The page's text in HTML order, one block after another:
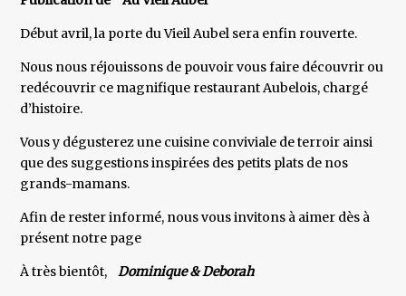
Début avril, la porte du Vieil Aubel sera enfin rouverte.
Nous nous réjouissons de pouvoir vous faire découvrir ou
redécouvrir ce magnifique restaurant Aubelois, chargé
d’histoire.
Vous y dégusterez une cuisine conviviale de terroir ainsi
que des suggestions inspirées des petits plats de nos
grands-mamans.
Afin de rester informé, nous vous invitons à aimer dès à
présent notre page
À très bientôt,Dominique & Deborah